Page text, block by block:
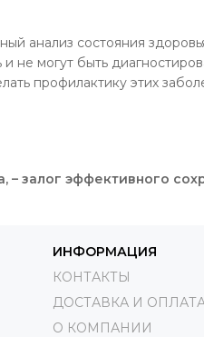
анализ состояния
могут быть
профилактику этих
залог эффективного
ИНФОРМАЦИЯ
КОНТАКТЫ
ДОСТАВКА И
О КОМПАНИИ